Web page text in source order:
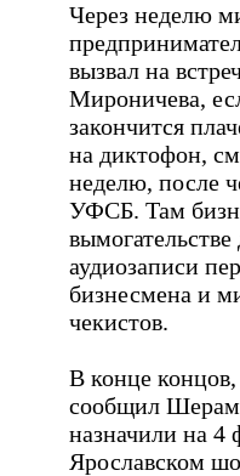
Через неделю
вызвал на
Мироничева,
закончится
на диктофон,
неделю, после
УФСБ. Там
аудиозаписи
бизнесмена и
чекистов.
В конце
сообщил
назначили на 4
Ярославском